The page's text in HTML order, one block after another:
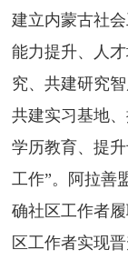
建立内蒙古社
能力提升、人
究、共建研究
共建实习基地
学历教育、提
工作”。阿拉善
确社区工作者
区工作者实现晋